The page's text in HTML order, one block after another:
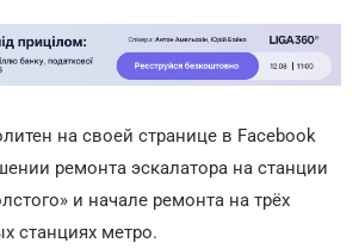
на своей странице в Facebook
ремонта эскалатора на станции
и начале ремонта на трёх
станциях метро.